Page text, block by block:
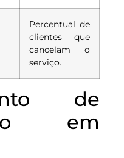
Percentual de
clientes que
cancelam o
serviço.
de
em